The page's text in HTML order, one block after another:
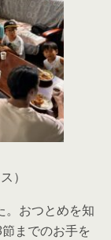
）
。おつとめを知
までのお手を